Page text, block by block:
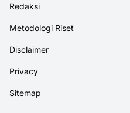
Redaksi
Metodologi Riset
Disclaimer
Privacy
Sitemap